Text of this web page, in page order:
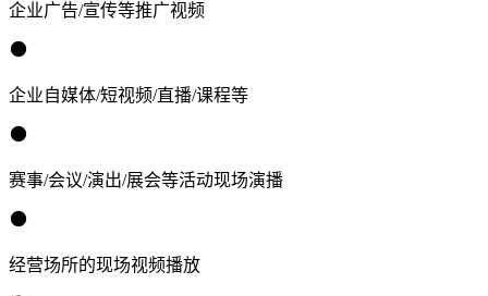
企业广告/宣传等推广视频
企业自媒体/短视频/直播/课程等
赛事/会议/演出/展会等活动现场演播
经营场所的现场视频播放